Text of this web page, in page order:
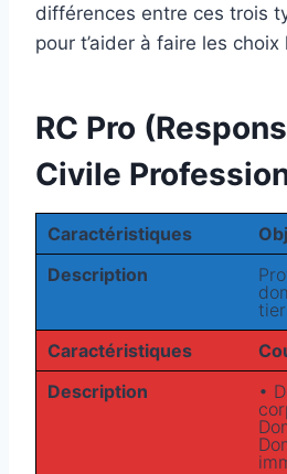
différences entre ces trois
pour t’aider à faire les
RC Pro
Civile
Caractéristiques
Description
Caractéristiques
Description
•